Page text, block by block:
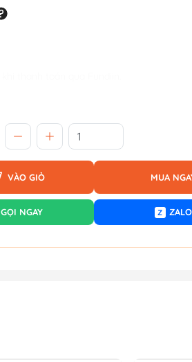
VÀO GIỎ MUA
GỌI NGAY Z ZALO